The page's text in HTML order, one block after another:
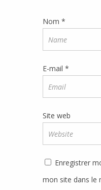
Nom *
E-mail *
Site web
Enregistrer
mon site dans le